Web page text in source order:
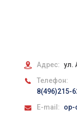
Адрес: ул.
Телефон:
8(496)215-
E-mail:
op-